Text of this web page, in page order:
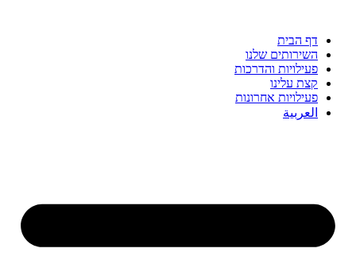
דף הבית
השירותים שלנו
פעילויות והדרכות
קצת עלינו
פעילויות אחרונות
العربية